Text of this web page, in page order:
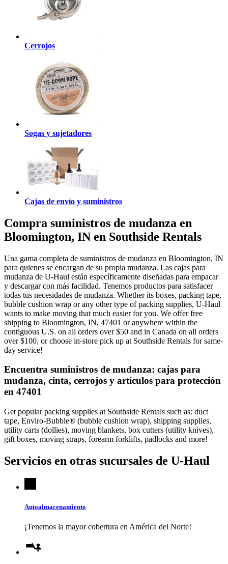
Cerrojos
Sogas y sujetadores
Cajas de envío y suministros
Compra suministros de mudanza en
Bloomington, IN en Southside Rentals
Una gama completa de suministros de mudanza en Bloomington, IN
para quienes se encargan de su propia mudanza. Las cajas para
mudanza de U-Haul están específicamente diseñadas para empacar
y descargar con más facilidad. Tenemos productos para satisfacer
todas tus necesidades de mudanza. Whether its boxes, packing tape,
bubble cushion wrap or any other type of packing supplies, U-Haul
wants to make moving that much easier for you. We offer free
shipping to Bloomington, IN, 47401 or anywhere within the
contiguous U.S. on all orders over $50 and in Canada on all orders
over $100, or choose in-store pick up at Southside Rentals for same-
day service!
Encuentra suministros de mudanza: cajas para
mudanza, cinta, cerrojos y artículos para protección
en 47401
Get popular packing supplies at Southside Rentals such as: duct
tape, Enviro-Bubble® (bubble cushion wrap), shipping supplies,
utility carts (dollies), moving blankets, box cutters (utility knives),
gift boxes, moving straps, forearm forklifts, padlocks and more!
Servicios en otras sucursales de U-Haul
Autoalmacenamiento
¡Tenemos la mayor cobertura en América del Norte!